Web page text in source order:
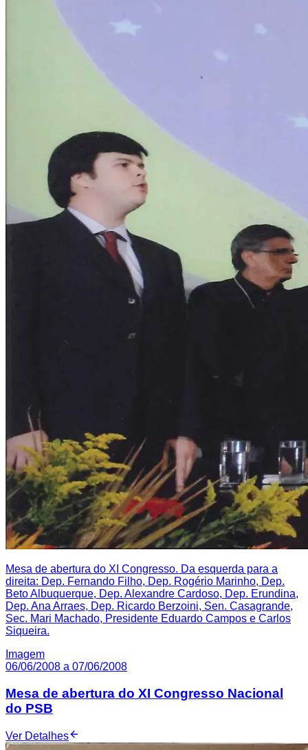
Mesa de abertura do XI Congresso. Da esquerda para a
direita: Dep. Fernando Filho, Dep. Rogério Marinho, Dep.
Beto Albuquerque, Dep. Alexandre Cardoso, Dep. Erundina,
Dep. Ana Arraes, Dep. Ricardo Berzoini, Sen. Casagrande,
Sec. Mari Machado, Presidente Eduardo Campos e Carlos
Siqueira.
Imagem
06/06/2008 a 07/06/2008
Mesa de abertura do XI Congresso Nacional
do PSB
Ver Detalhes